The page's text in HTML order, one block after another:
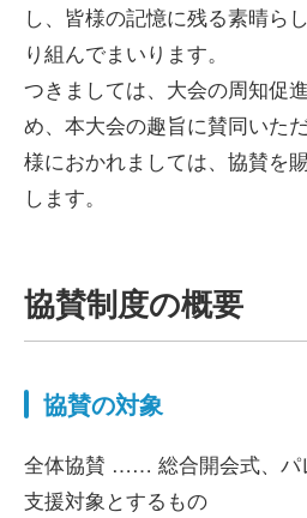
し、皆様の記憶に残る素晴ら
り組んでまいります。
つきましては、大会の周知促
め、本大会の趣旨に賛同いた
様におかれましては、協賛を
します。
協賛制度の概要
協賛の対象
全体協賛 …… 総合開会式、パ
支援対象とするもの